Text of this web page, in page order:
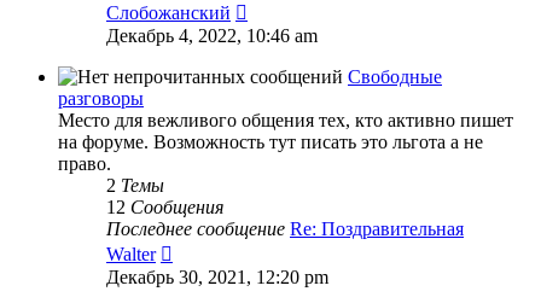
Слобожанский
к
сообщению
Декабрь 4, 2022, 10:46 am
Свободные
разговоры
Место для вежливого общения тех, кто активно пишет
на форуме. Возможность тут писать это льгота а не
право.
2 Темы
12 Сообщения
Последнее сообщение Re: Поздравительная
Walter
к
Декабрь 30, 2021, 12:20 pm